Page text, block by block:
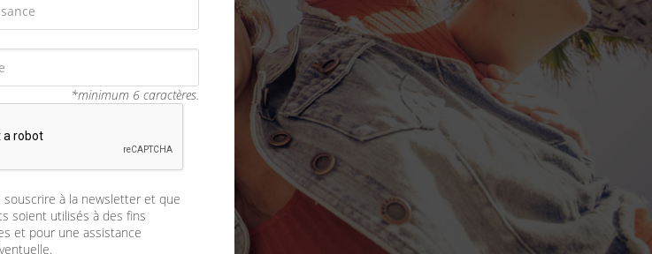
*minimum 6 caractères.
souscrire à la newsletter et que
soient utilisés à des fins
et pour une assistance